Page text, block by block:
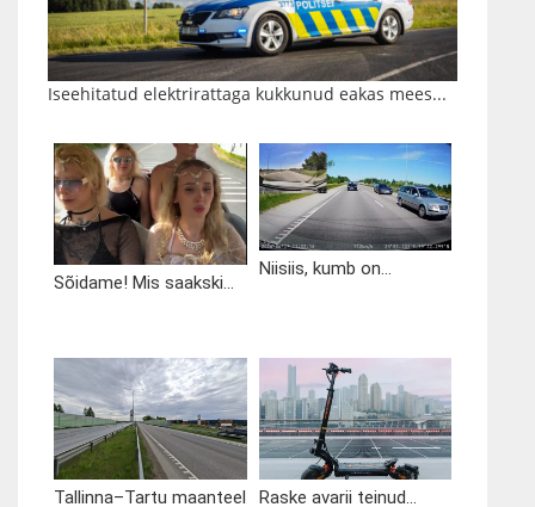
Iseehitatud elektrirattaga kukkunud eakas mees...
Sõidame! Mis saakski...
Niisiis, kumb on...
Tallinna–Tartu maanteel
Raske avarii teinud...